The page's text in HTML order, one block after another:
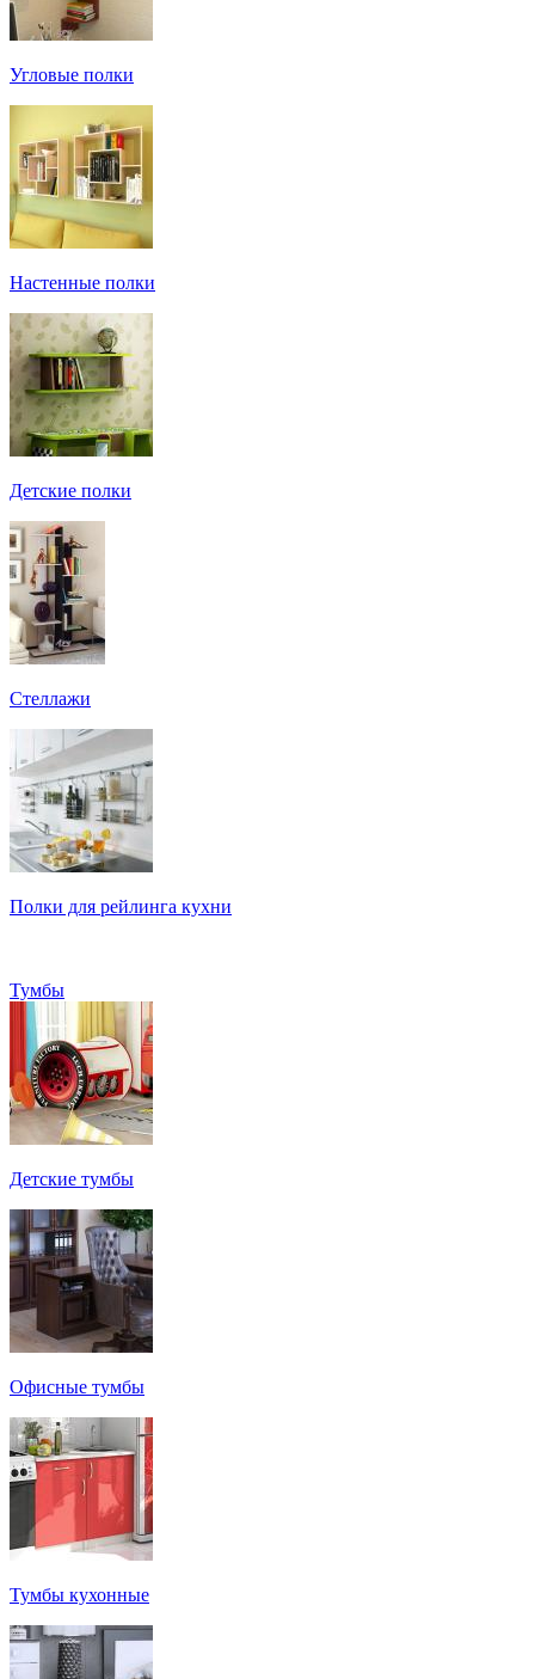
Угловые полки
Настенные полки
Детские полки
Стеллажи
Полки для рейлинга кухни
Тумбы
Детские тумбы
Офисные тумбы
Тумбы кухонные